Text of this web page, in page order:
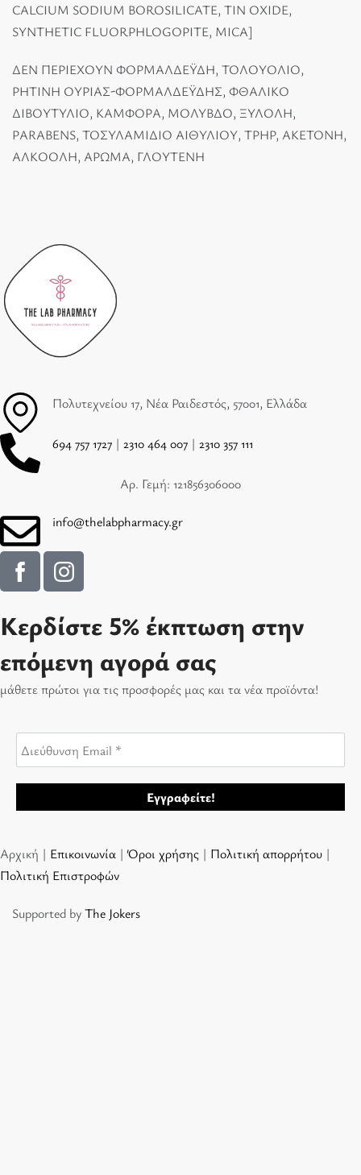
CALCIUM SODIUM BOROSILICATE, TIN OXIDE,
SYNTHETIC FLUORPHLOGOPITE, MICA]
ΔΕΝ ΠΕΡΙΕΧΟΥΝ ΦΟΡΜΑΛΔΕΫΔΗ, ΤΟΛΟΥΟΛΙΟ,
ΡΗΤΙΝΗ ΟΥΡΙΑΣ-ΦΟΡΜΑΛΔΕΫΔΗΣ, ΦΘΑΛΙΚΟ
ΔΙΒΟΥΤΥΛΙΟ, ΚΑΜΦΟΡΑ, ΜΟΛΥΒΔΟ, ΞΥΛΟΛΗ,
PARABENS, ΤΟΣΥΛΑΜΙΔΙΟ ΑΙΘΥΛΙΟΥ, TPHP, ΑΚΕΤΟΝΗ,
ΑΛΚΟΟΛΗ, ΑΡΩΜΑ, ΓΛΟΥΤΕΝΗ
Πολυτεχνείου 17, Νέα Ραιδεστός, 57001, Ελλάδα
694 757 1727 | 2310 464 007 | 2310 357 111
Αρ. Γεμή: 121856306000
info@thelabpharmacy.gr
Κερδίστε 5% έκπτωση στην
επόμενη αγορά σας
μάθετε πρώτοι για τις προσφορές μας και τα νέα προϊόντα!
Αρχική | Επικοινωνία |Όροι χρήσης | Πολιτική απορρήτου |
Πολιτική Επιστροφών
Supported byThe Jokers